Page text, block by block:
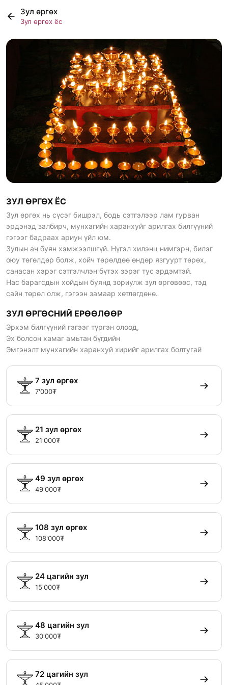
ЗУЛ ӨРГӨХ ЁС
Зул өргөх нь сүсэг бишрэл, бодь сэтгэлээр лам гурван
эрдэнэд залбирч, мунхагийн харанхуйг арилгах билгүүний
гэгээг бадраах ариун үйл юм.
Зулын ач буян хэмжээлшгүй. Нүгэл хилэнц нимгэрч, билэг
оюу төгөлдөр болж, хойч төрөлдөө өндөр язгуурт төрөх,
санасан хэрэг сэтгэлчлэн бүтэх зэрэг тус эрдэмтэй.
Нас барагсдын хойдын буянд зориулж зул өргөвөөс, тэд
сайн төрөл олж, гэгээн замаар хөтлөгдөнө.
ЗУЛ ӨРГӨСНИЙ ЕРӨӨЛӨӨР
Эрхэм билгүүний гэгээг түргэн олоод,
Эх болсон хамаг амьтан бүгдийн
Эмгэнэлт мунхагийн харанхуй хирийг арилгах болтугай
7 зул өргөх
7'000₮
21 зул өргөх
21'000₮
49 зул өргөх
49'000₮
108 зул өргөх
108'000₮
24 цагийн зул
15'000₮
48 цагийн зул
30'000₮
72 цагийн зул
Зул өргөх
Зул өргөх ёс